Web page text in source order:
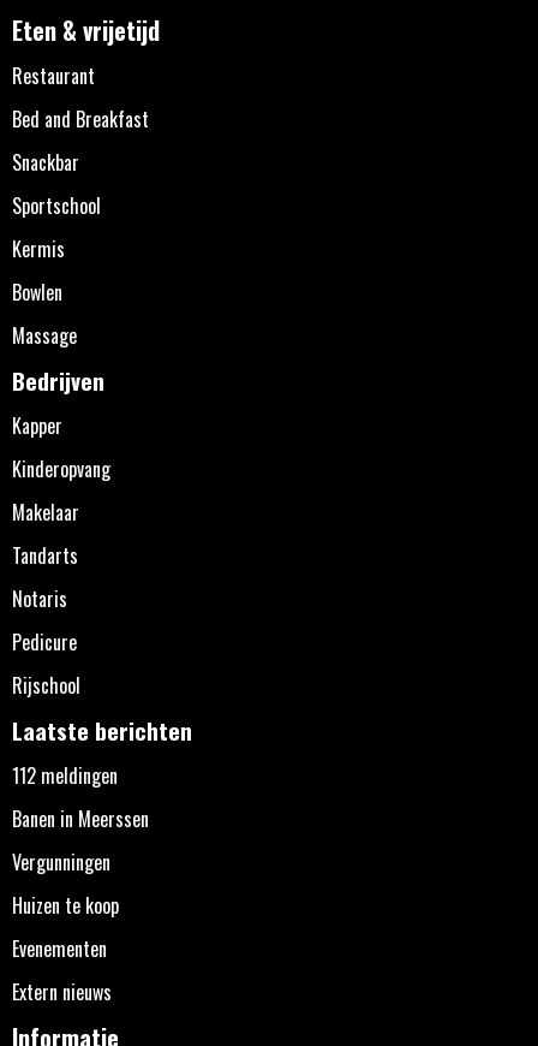
Eten & vrijetijd
Restaurant
Bed and Breakfast
Snackbar
Sportschool
Kermis
Bowlen
Massage
Bedrijven
Kapper
Kinderopvang
Makelaar
Tandarts
Notaris
Pedicure
Rijschool
Laatste berichten
112 meldingen
Banen in Meerssen
Vergunningen
Huizen te koop
Evenementen
Extern nieuws
Informatie